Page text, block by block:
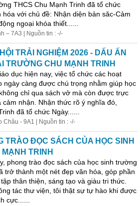
THCS Chu Mạnh Trinh đã tổ chức
hóa với chủ đề: Nhận diện bản săc-Cảm
ngoại khóa thiết......
– 7A3 | Nguồn tin : -/-
TRẢI NGHIỆM 2026 - DẤU ẤN
TRƯỜNG CHU MẠNH TRINH
dục hiện nay, việc tổ chức các hoạt
ngày càng được chú trọng nhằm giúp học
chỉ qua sách vở mà còn được trực
nhận. Nhận thức rõ ý nghĩa đó,
đã tổ chức Ngày......
- 9A1 | Nguồn tin : -/-
TRÀO ĐỌC SÁCH CỦA HỌC SINH
TRINH
phong trào đọc sách của học sinh trường
trở thành một nét đẹp văn hóa, góp phần
thân thiện, sáng tạo và giàu tri thức.
tác thư viện, tôi thật sự tự hào khi được
cực......